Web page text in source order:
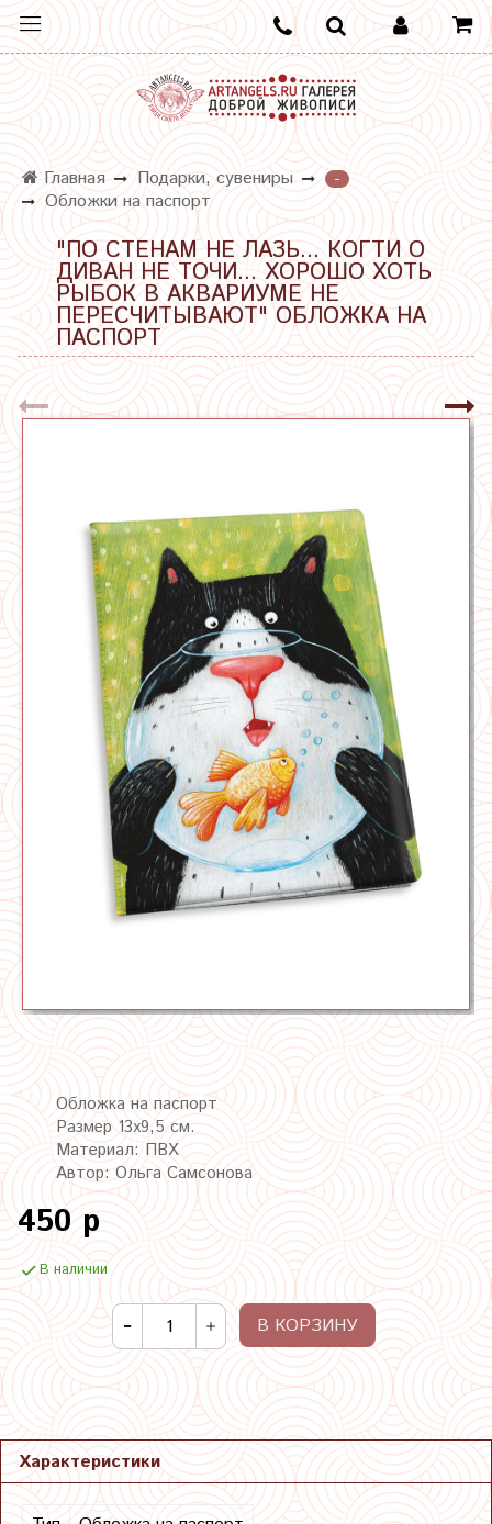
Главная Подарки, сувениры
-
Обложки на паспорт
"ПО СТЕНАМ НЕ ЛАЗЬ... КОГТИ О
ДИВАН НЕ ТОЧИ... ХОРОШО ХОТЬ
РЫБОК В АКВАРИУМЕ НЕ
ПЕРЕСЧИТЫВАЮТ" ОБЛОЖКА НА
ПАСПОРТ
Обложка на паспорт
Размер 13х9,5 см.
Материал: ПВХ
Автор: Ольга Самсонова
450 р
В наличии
В КОРЗИНУ
Характеристики